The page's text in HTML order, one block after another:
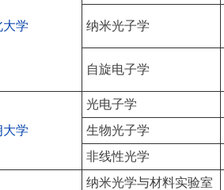
大学 纳米光子学
自旋电子学
大学
光电子学
生物光子学
非线性光学
纳米光学与材料实验室